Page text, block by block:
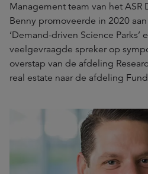
Management team van het ASR
Benny promoveerde in 2020
‘Demand-driven Science Parks’
veelgevraagde spreker op
overstap van de afdeling
real estate naar de afdeling